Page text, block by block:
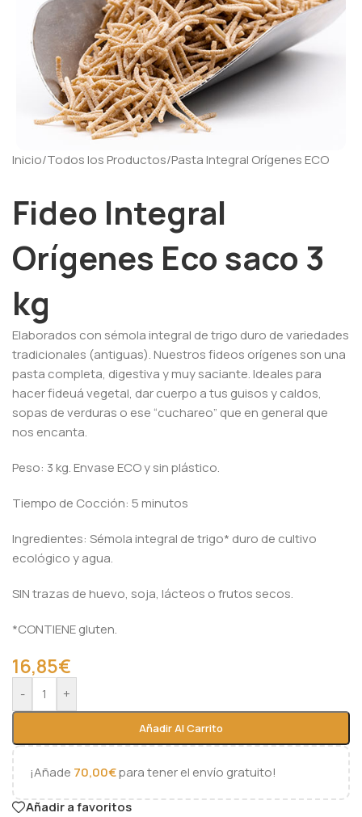
Inicio/Todos los Productos/Pasta Integral Orígenes ECO
Fideo Integral
Orígenes Eco saco 3
kg
Elaborados con sémola integral de trigo duro de variedades
tradicionales (antiguas). Nuestros fideos orígenes son una
pasta completa, digestiva y muy saciante. Ideales para
hacer fideuá vegetal, dar cuerpo a tus guisos y caldos,
sopas de verduras o ese “cuchareo” que en general que
nos encanta.
Peso: 3 kg. Envase ECO y sin plástico.
Tiempo de Cocción: 5 minutos
Ingredientes: Sémola integral de trigo* duro de cultivo
ecológico y agua.
SIN trazas de huevo, soja, lácteos o frutos secos.
*CONTIENE gluten.
16,85€
- +
Añadir Al Carrito
Alternative:
¡Añade 70,00€para tener el envío gratuito!
Añadir a favoritos